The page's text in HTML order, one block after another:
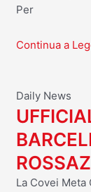
Per
Continua a
Daily News
La Covei